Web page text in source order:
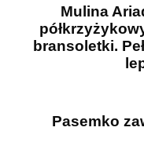
Mulina
bransoletki.
Pasemko